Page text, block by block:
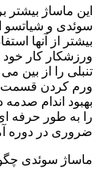
این ماساژ بیشتر
سوئدی و
بیشتر از آنها
ورزشکار کار
تنبلی را از بین
ورم کردن قسمت
بهبود اندام
را به طور حرفه
ضروری در
ماساژ سوئدی